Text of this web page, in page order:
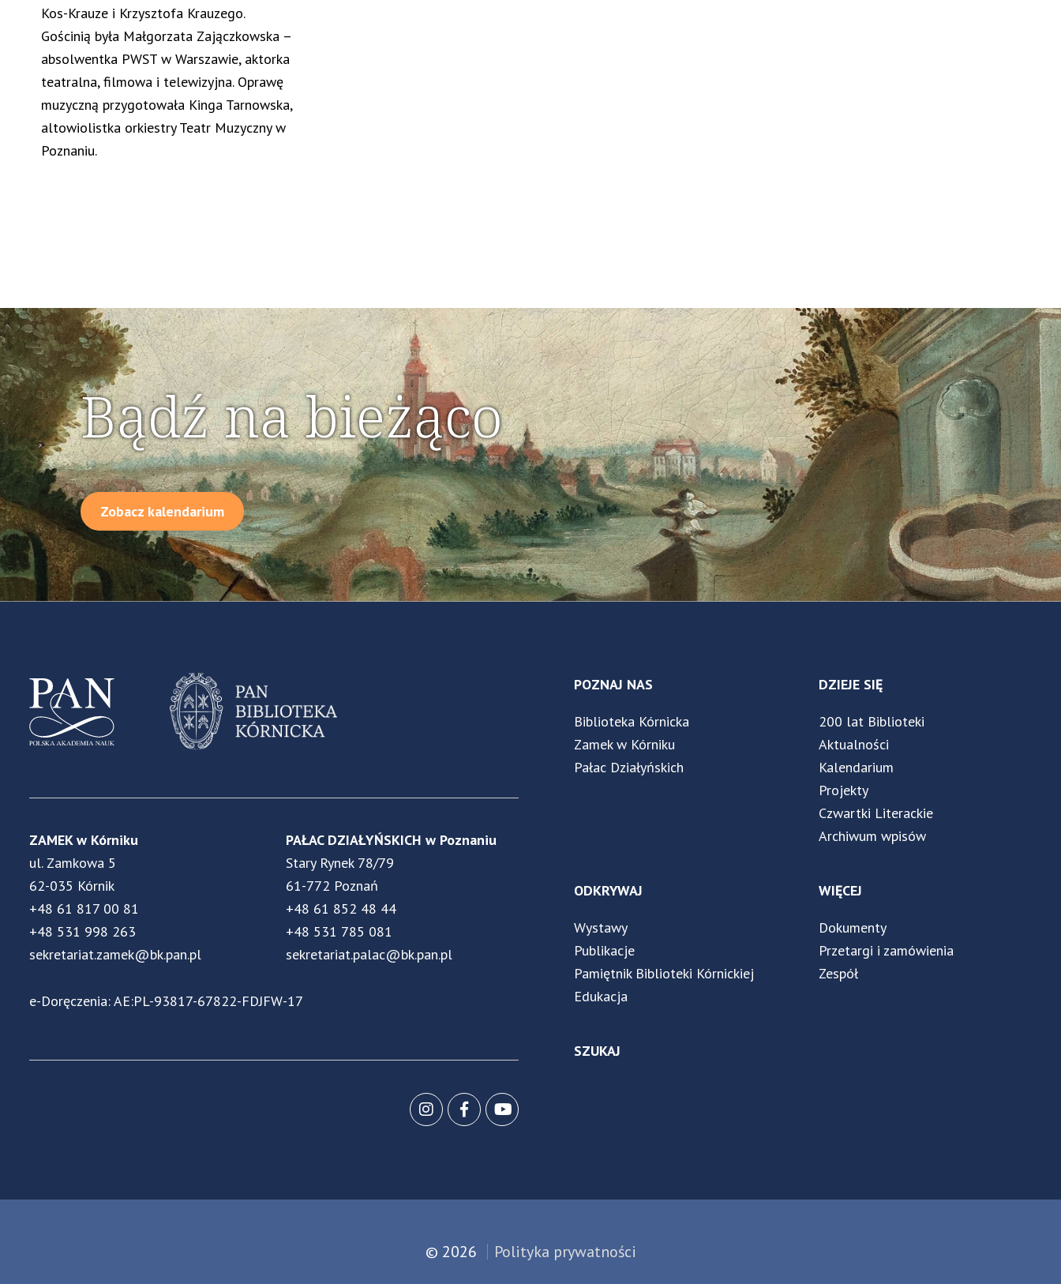
Kos-Krauze i Krzysztofa Krauzego.
Gościnią była Małgorzata Zajączkowska –
absolwentka PWST w Warszawie, aktorka
teatralna, filmowa i telewizyjna. Oprawę
muzyczną przygotowała Kinga Tarnowska,
altowiolistka orkiestry Teatr Muzyczny w
Poznaniu.
Bądź na bieżąco
Zobacz kalendarium
ZAMEK w Kórniku
ul. Zamkowa 5
62-035 Kórnik
+48 61 817 00 81
+48 531 998 263
sekretariat.zamek@bk.pan.pl
PAŁAC DZIAŁYŃSKICH w Poznaniu
Stary Rynek 78/79
61-772 Poznań
+48 61 852 48 44
+48 531 785 081
sekretariat.palac@bk.pan.pl
e-Doręczenia: AE:PL-93817-67822-FDJFW-17
POZNAJ NAS
Biblioteka Kórnicka
Zamek w Kórniku
Pałac Działyńskich
DZIEJE SIĘ
200 lat Biblioteki
Aktualności
Kalendarium
Projekty
Czwartki Literackie
Archiwum wpisów
ODKRYWAJ
Wystawy
Publikacje
Pamiętnik Biblioteki Kórnickiej
Edukacja
WIĘCEJ
Dokumenty
Przetargi i zamówienia
Zespół
SZUKAJ
© 2026 Polityka prywatności